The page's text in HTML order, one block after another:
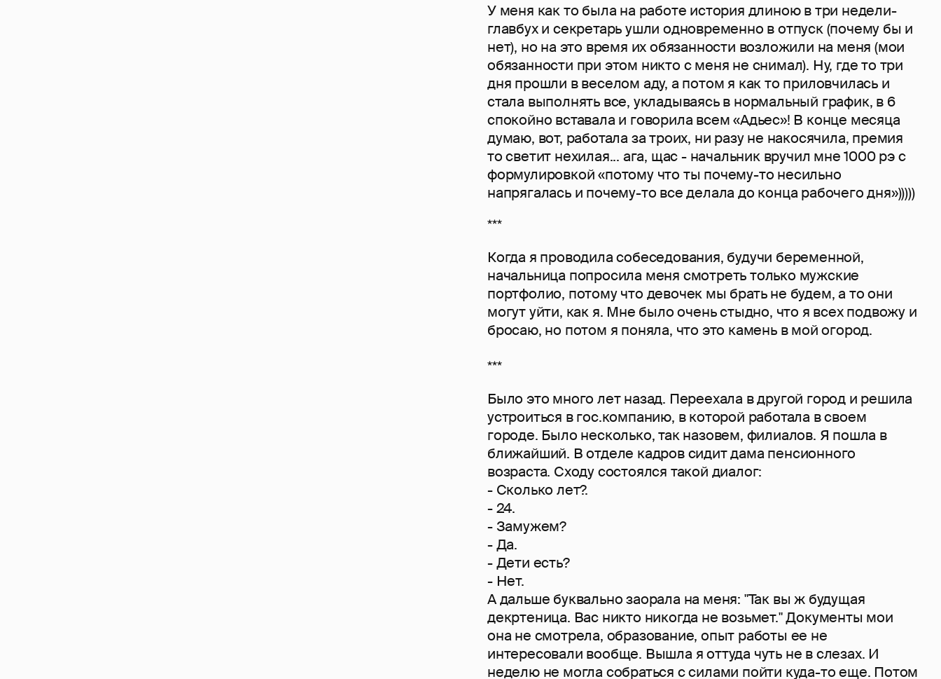
У меня как то была на работе история длиною в три недели-
главбух и секретарь ушли одновременно в отпуск (почему бы и
нет), но на это время их обязанности возложили на меня (мои
обязанности при этом никто с меня не снимал). Ну, где то три
дня прошли в веселом аду, а потом я как то приловчилась и
стала выполнять все, укладываясь в нормальный график, в 6
спокойно вставала и говорила всем «Адьес»! В конце месяца
думаю, вот, работала за троих, ни разу не накосячила, премия
то светит нехилая... ага, щас - начальник вручил мне 1000 рэ с
формулировкой «потому что ты почему-то несильно
напрягалась и почему-то все делала до конца рабочего дня»)))))
***
Когда я проводила собеседования, будучи беременной,
начальница попросила меня смотреть только мужские
портфолио, потому что девочек мы брать не будем, а то они
могут уйти, как я. Мне было очень стыдно, что я всех подвожу и
бросаю, но потом я поняла, что это камень в мой огород.
***
Было это много лет назад. Переехала в другой город и решила
устроиться в гос.компанию, в которой работала в своем
городе. Было несколько, так назовем, филиалов. Я пошла в
ближайший. В отделе кадров сидит дама пенсионного
возраста. Сходу состоялся такой диалог:
- Сколько лет?.
- 24.
- Замужем?
- Да.
- Дети есть?
- Нет.
А дальше буквально заорала на меня: "Так вы ж будущая
декртеница. Вас никто никогда не возьмет." Документы мои
она не смотрела, образование, опыт работы ее не
интересовали вообще. Вышла я оттуда чуть не в слезах. И
неделю не могла собраться с силами пойти куда-то еще. Потом